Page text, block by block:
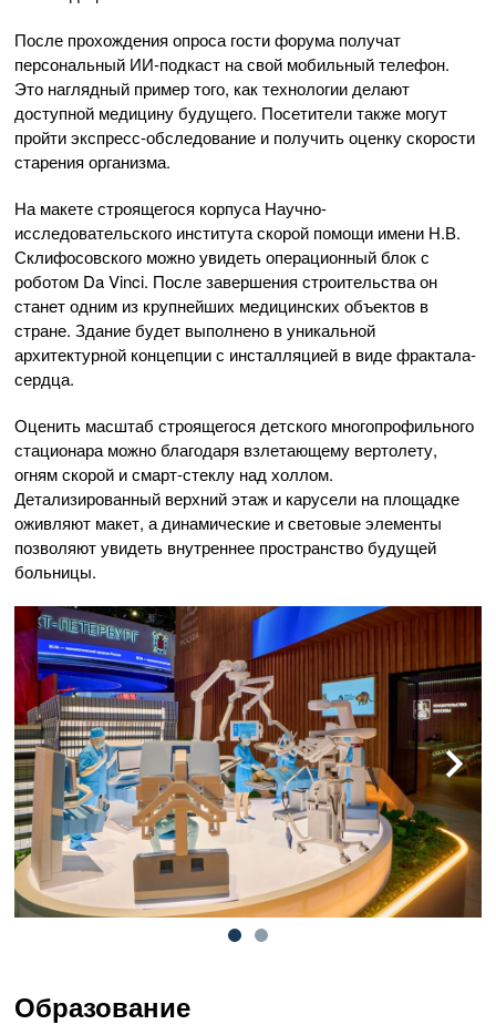
После прохождения опроса гости форума получат
персональный ИИ‑подкаст на свой мобильный телефон.
Это наглядный пример того, как технологии делают
доступной медицину будущего. Посетители также могут
пройти экспресс-обследование и получить оценку скорости
старения организма.
На макете строящегося корпуса Научно-
исследовательского института скорой помощи имени Н.В.
Склифосовского можно увидеть операционный блок с
роботом Da Vinci. После завершения строительства он
станет одним из крупнейших медицинских объектов в
стране. Здание будет выполнено в уникальной
архитектурной концепции с инсталляцией в виде фрактала-
сердца.
Оценить масштаб строящегося детского многопрофильного
стационара можно благодаря взлетающему вертолету,
огням скорой и смарт-стеклу над холлом.
Детализированный верхний этаж и карусели на площадке
оживляют макет, а динамические и световые элементы
позволяют увидеть внутреннее пространство будущей
больницы.
Образование